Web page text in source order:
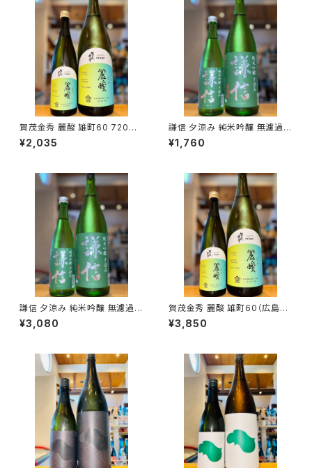
賀茂金秀 麗酸 雄町60 720ml
１本（金光酒造・広島県東広島市
黒瀬町）
¥2,035
謙信 夕涼み 純米吟醸 無濾過生
720ml１本（池田屋酒造・新潟
県糸魚川市新鉄）
¥1,760
謙信 夕涼み 純米吟醸 無濾過生
1800ml１本（池田屋酒造・新潟
県糸魚川市新鉄）
¥3,080
賀茂金秀 麗酸 雄町60（広島限
定）1800ml１本（金光酒造・広
島県東広島市黒瀬町）
¥3,850